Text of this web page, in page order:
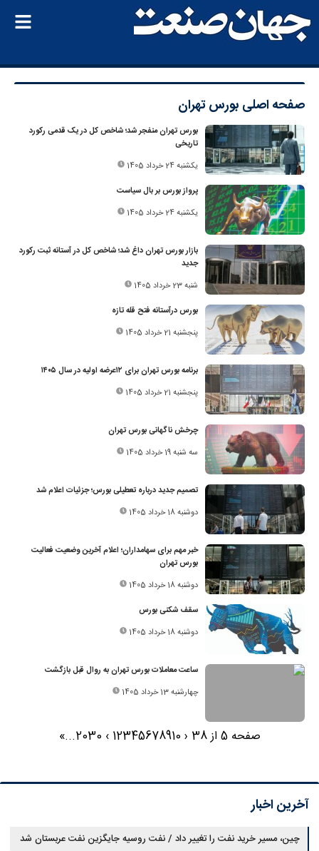
صفحه اصلی بورس تهران
بورس تهران منفجر شد؛ شاخص کل در یک قدمی رکورد
تاریخی
یکشنبه 24 خرداد 1405
پرواز بورس بر بال سیاست
یکشنبه 24 خرداد 1405
بازار بورس تهران داغ شد؛ شاخص کل در آستانه ثبت رکورد
جدید
شنبه 23 خرداد 1405
بورس درآستانه فتح قله تازه
پنجشنبه 21 خرداد 1405
برنامه بورس تهران برای ۱۲عرضه اولیه در سال ۱۴۰۵
پنجشنبه 21 خرداد 1405
چرخش ناگهانی بورس تهران
سه شنبه 19 خرداد 1405
تصمیم جدید درباره تعطیلی بورس؛ جزئیات اعلام شد
دوشنبه 18 خرداد 1405
خبر مهم برای سهامداران؛ اعلام آخرین وضعیت فعالیت
بورس تهران
دوشنبه 18 خرداد 1405
سقف شکنی بورس
دوشنبه 18 خرداد 1405
ساعت معاملات بورس تهران به روال قبل بازگشت
چهارشنبه 13 خرداد 1405
صفحه 5 از 38 ‹
12345678910
›
2030
...
»
آخرین اخبار
چین، مسیر خرید نفت را تغییر داد / نفت روسیه جایگزین نفت عربستان شد